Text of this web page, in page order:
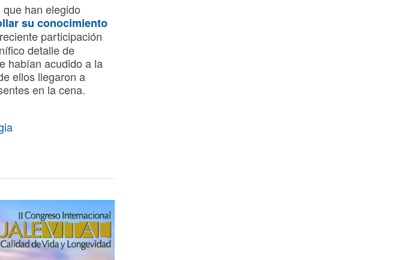
han elegido
su conocimiento
participación
detalle de
habían acudido a la
ellos llegaron a
en la cena.